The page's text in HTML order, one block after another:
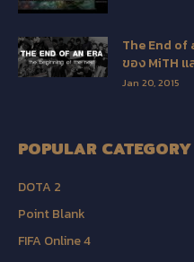
The End of
ของ MiTH แ
Jan 20, 2015
POPULAR CATEGORY
DOTA 2
Point Blank
FIFA Online 4